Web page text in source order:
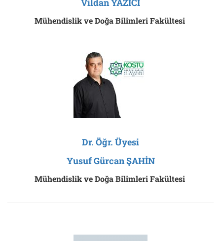
Vildan YAZICI
Mühendislik ve Doğa Bilimleri Fakültesi
Dr. Öğr. Üyesi
Yusuf Gürcan ŞAHİN
Mühendislik ve Doğa Bilimleri Fakültesi